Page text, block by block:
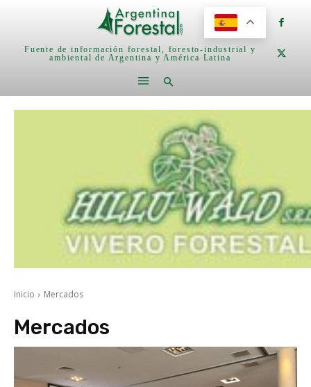
Fuente de información forestal, foresto-industrial y
ambiental de Argentina y América Latina
Inicio Mercados
Mercados